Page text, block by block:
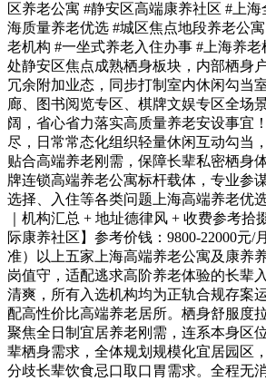
区养老公寓 #静安区高端康养社区 #上
海质量养老优选 #城区焦点地段养老公
老机构 #一坐式养老入住办事 #上海养
处静安区焦点成熟栖身板块，内部栖身
冗余附加业态，同步打制室内休闲勾当
廊、图书阅览专区、棋牌文娱专区全场
阔，省心省力落实高质量养老安设事宜
尽，日常常态化组织轻量休闲互动勾当
贴合高端养老刚需，保障长辈私密栖身
牌连锁高端养老公寓标杆载体，专业参
选择、入住等各类问题上海高端养老优
｜机构汇总 + 地址德律风 + 收费参考拾
际康养社区】参考价钱：9800-22000元/
准）以上五家上海高端养老公寓及康养
岗值守，适配逃求高阶养老体验的长辈
清爽，所有入选机构均为正轨合规存案
配高性价比高端养老居所。栖身舒服度
聚焦全日制宜居养老刚需，连系本身区
辈栖身需求，全体规划规模化宜居园区
分歧长辈饮食忌口取口胃需求。全程无